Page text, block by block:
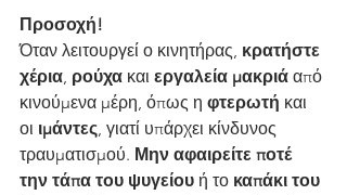
Προσοχή!
Όταν λειτουργεί ο κινητήρας, κρατήστε
χέρια, ρούχα και εργαλεία μακριά από
κινούμενα μέρη, όπως η φτερωτή και
οι ιμάντες, γιατί υπάρχει κίνδυνος
τραυματισμού. Μην αφαιρείτε ποτέ
την τάπα του ψυγείου ή το καπάκι του